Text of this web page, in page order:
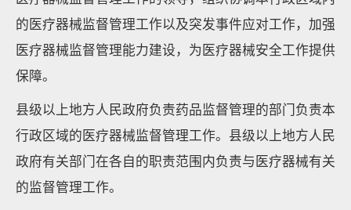
的医疗器械监督管理工作以及突发事件应对工作，加强
医疗器械监督管理能力建设，为医疗器械安全工作提供
保障。
县级以上地方人民政府负责药品监督管理的部门负责本
行政区域的医疗器械监督管理工作。县级以上地方人民
政府有关部门在各自的职责范围内负责与医疗器械有关
的监督管理工作。